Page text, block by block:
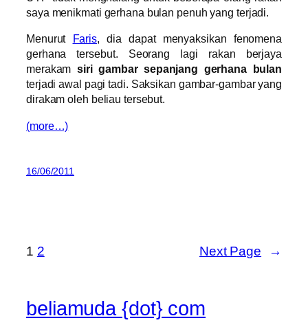
saya menikmati gerhana bulan penuh yang terjadi.
Menurut Faris, dia dapat menyaksikan fenomena
gerhana tersebut. Seorang lagi rakan berjaya
merakam siri gambar sepanjang gerhana bulan
terjadi awal pagi tadi. Saksikan gambar-gambar yang
dirakam oleh beliau tersebut.
(more…)
16/06/2011
1 2 Next Page →
beliamuda {dot} com